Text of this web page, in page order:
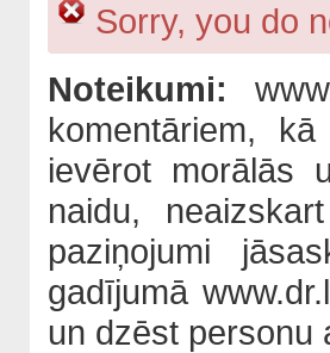
Sorry, you do
Noteikumi:
komentāriem,
ievērot morālās
naidu,
paziņojumi
gadījumā
un dzēst personu